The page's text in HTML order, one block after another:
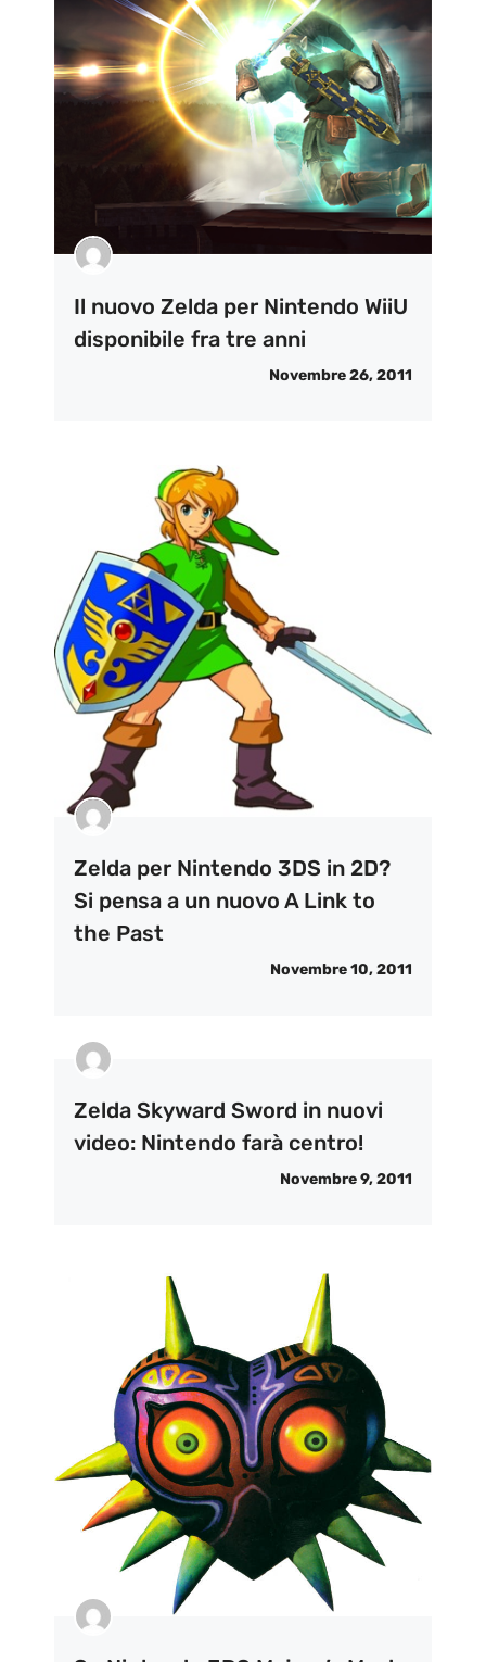
Il nuovo Zelda per Nintendo WiiU
disponibile fra tre anni
Novembre 26, 2011
Zelda per Nintendo 3DS in 2D?
Si pensa a un nuovo A Link to
the Past
Novembre 10, 2011
Zelda Skyward Sword in nuovi
video: Nintendo farà centro!
Novembre 9, 2011